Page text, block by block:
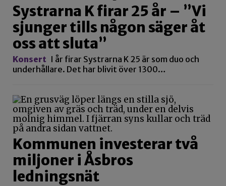
Systrarna K firar 25 år – ”Vi
sjunger tills någon säger åt
oss att sluta”
Konsert I år firar Systrarna K 25 är som duo och
underhållare. Det har blivit över 1300…
Kommunen investerar två
miljoner i Åsbros
ledningsnät